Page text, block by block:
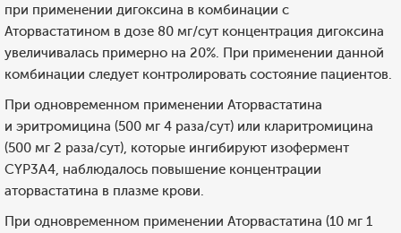
при применении дигоксина в комбинации с
Аторвастатином в дозе 80 мг/сут концентрация дигоксина
увеличивалась примерно на 20%. При применении данной
комбинации следует контролировать состояние пациентов.
При одновременном применении Аторвастатина
и эритромицина (500 мг 4 раза/сут) или кларитромицина
(500 мг 2 раза/сут), которые ингибируют изофермент
CYP3А4, наблюдалось повышение концентрации
аторвастатина в плазме крови.
При одновременном применении Аторвастатина (10 мг 1